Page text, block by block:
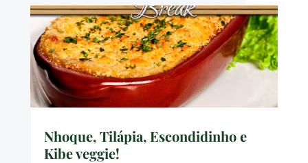
Nhoque, Tilápia, Escondidinho e
Kibe veggie!